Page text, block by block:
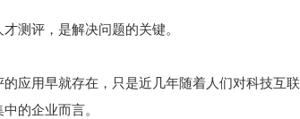
测评，是解决问题的关键。
的应用早就存在，只是近几年随着人们对科技互
的企业而言。